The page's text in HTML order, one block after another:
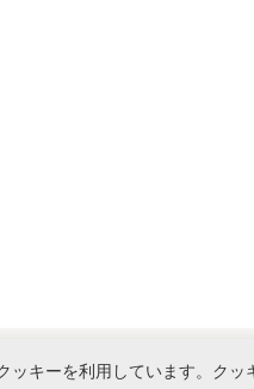
キーを利用しています。ク